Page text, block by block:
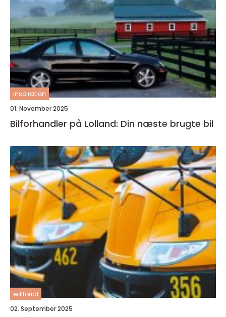
inspiration
01. November 2025
Bilforhandler på Lolland: Din næste brugte bil
editorial
02. September 2025